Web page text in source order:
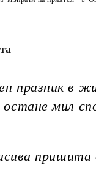
празник в
остане мил
пришита